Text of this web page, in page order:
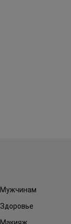
Мужчинам
Здоровье